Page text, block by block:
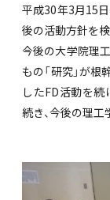
平成30年3月15日
後の活動方針を
今後の大学院理
もの「研究」が
したFD活動を
続き、今後の理